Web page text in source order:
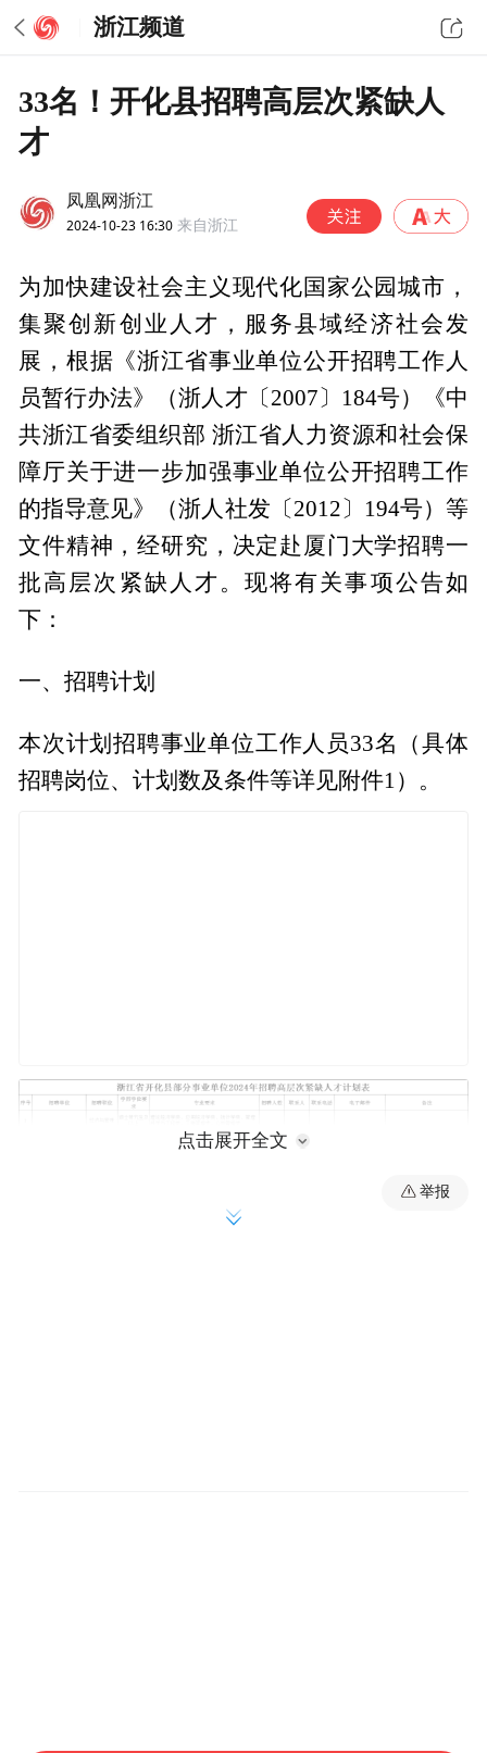
浙江频道
33名！开化县招聘高层次紧缺人
才
凤凰网浙江
2024-10-23 16:30 来自浙江
为加快建设社会主义现代化国家公园城市，
集聚创新创业人才，服务县域经济社会发
展，根据《浙江省事业单位公开招聘工作人
员暂行办法》（浙人才〔2007〕184号）《中
共浙江省委组织部 浙江省人力资源和社会保
障厅关于进一步加强事业单位公开招聘工作
的指导意见》（浙人社发〔2012〕194号）等
文件精神，经研究，决定赴厦门大学招聘一
批高层次紧缺人才。现将有关事项公告如
下：
一、招聘计划
本次计划招聘事业单位工作人员33名（具体
招聘岗位、计划数及条件等详见附件1）。
点击展开全文
举报